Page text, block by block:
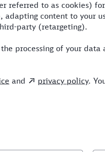
RE,RRB,ME,ICE